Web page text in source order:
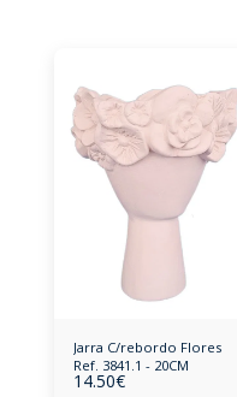
Jarra C/rebordo Flores
Ref. 3841.1 - 20CM
14.50€